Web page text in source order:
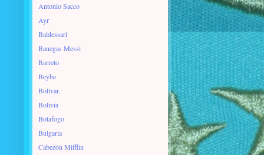
Antonio Sacco
Ayr
Baldessari
Banegas Messi
Barreto
Beybe
Bolívar.
Bolivia
Botafogo
Bulgaria
Cabezón Mifflin